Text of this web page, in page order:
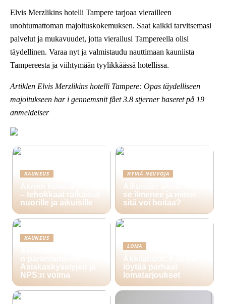
Elvis Merzlikins hotelli Tampere tarjoaa vierailleen
unohtumattoman majoituskokemuksen. Saat kaikki tarvitsemasi
palvelut ja mukavuudet, jotta vierailusi Tampereella olisi
täydellinen. Varaa nyt ja valmistaudu nauttimaan kauniista
Tampereesta ja viihtymään tyylikkäässä hotellissa.
Artiklen Elvis Merzlikins hotelli Tampere: Opas täydelliseen
majoitukseen har i gennemsnit fået3.8 stjerner baseret på 19
anmeldelser
KAUNEUS
Aknen hoito arjessa
– tehokkaat ratkaisut
nuorille ja aikuisille
HYVIÄ NEUVOJA
Aikuisiän akne: Miksi
se ilmenee ja miten
sitä voi hoitaa?
KAUNEUS
n parantaminen:
Asiakaskyselyjen ja
NPS:n voima
LOMA
Äkkilähdöt: Kuinka
löytää parhaat
lomatarjoukset